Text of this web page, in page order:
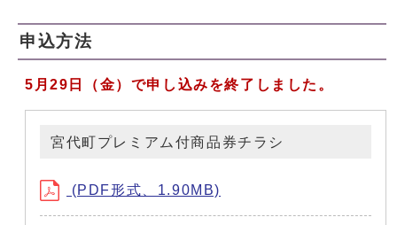
申込方法
5月29日（金）で申し込みを終了しました。
宮代町プレミアム付商品券チラシ
(PDF形式、1.90MB)